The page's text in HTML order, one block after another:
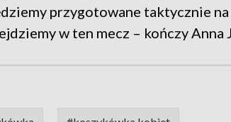
przygotowane taktycznie na
w ten mecz – kończy Anna